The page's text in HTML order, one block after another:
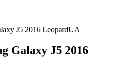
J5 2016 LeopardUA
Galaxy J5 2016